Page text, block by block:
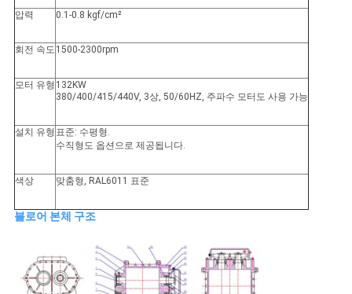
트
맵
PRIVACY
POLICY
압력 0.1-0.8 kgf/cm²
회전 속도 1500-2300rpm
모터 유형 132KW
380/400/415/440V, 3상, 50/60HZ, 주파수 모터도 사용 가능
설치 유형 표준: 수평형.
수직형도 옵션으로 제공됩니다.
색상 맞춤형, RAL6011 표준
블로어 본체 구조